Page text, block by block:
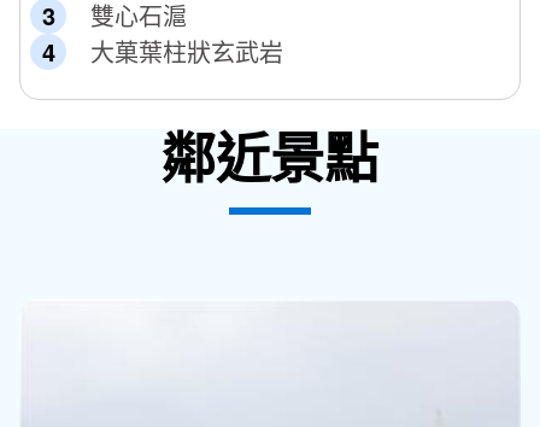
雙心石滬
大菓葉柱狀玄武岩
鄰近景點